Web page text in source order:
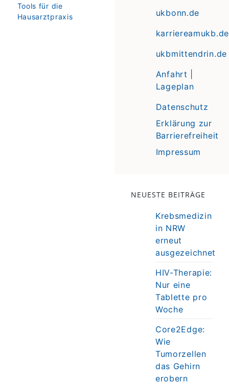
Tools für die
Hausarztpraxis
ukbonn.de
karriereamukb.de
ukbmittendrin.de
Anfahrt |
Lageplan
Datenschutz
Erklärung zur
Barrierefreiheit
Impressum
NEUESTE BEITRÄGE
Krebsmedizin
in NRW
erneut
ausgezeichnet
HIV-Therapie:
Nur eine
Tablette pro
Woche
Core2Edge:
Wie
Tumorzellen
das Gehirn
erobern